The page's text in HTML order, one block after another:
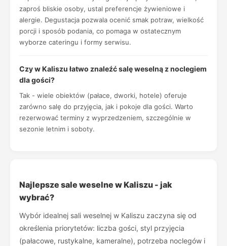
zaproś bliskie osoby, ustal preferencje żywieniowe i
alergie. Degustacja pozwala ocenić smak potraw, wielkość
porcji i sposób podania, co pomaga w ostatecznym
wyborze cateringu i formy serwisu.
Czy w Kaliszu łatwo znaleźć salę weselną z noclegiem
dla gości?
Tak - wiele obiektów (pałace, dworki, hotele) oferuje
zarówno salę do przyjęcia, jak i pokoje dla gości. Warto
rezerwować terminy z wyprzedzeniem, szczególnie w
sezonie letnim i soboty.
Najlepsze sale weselne w Kaliszu - jak
wybrać?
Wybór idealnej sali weselnej w Kaliszu zaczyna się od
określenia priorytetów: liczba gości, styl przyjęcia
(pałacowe, rustykalne, kameralne), potrzeba noclegów i